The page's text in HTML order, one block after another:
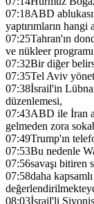
07:18ABD
yaptırımların hangi
07:25Tahran'ın
ve nükleer
07:32Bir diğer
07:35Tel Aviv
07:38İsrail'in
düzenlemesi,
07:43ABD ile İran
gelmeden zora
07:49Trump'ın
07:53Bu nedenle
07:56savaşı bitiren
07:58daha
08:03İsrail'li